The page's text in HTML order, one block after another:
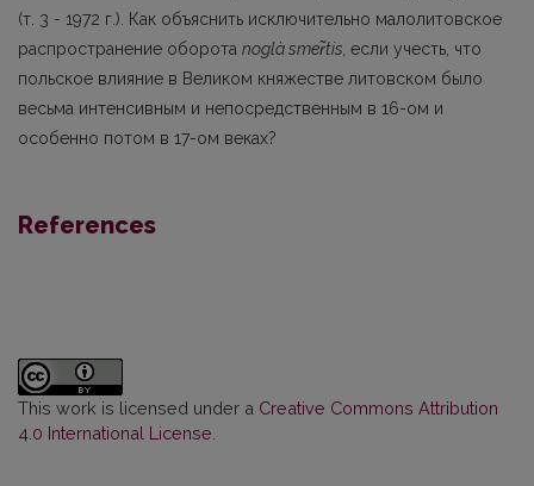
(т. 3 - 1972 г.). Как объяснить исключительно малоли­товское
распространение оборота noglà smer̃tis если учесть, что
польское влияние в Великом княжестве литовском было
весьма интенсивным и непосредственным в 16-ом и
особенно потом в 17-ом веках?
References
This work is licensed under a Creative Commons Attribution
4.0 International License